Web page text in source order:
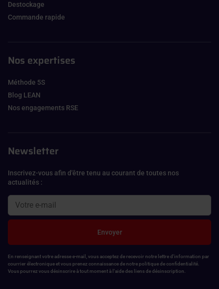
Destockage
Commande rapide
Nos expertises
Méthode 5S
Blog LEAN
Nos engagements RSE
Newsletter
Inscrivez-vous afin d'être tenu au courant de toutes nos
actualités :
Envoyer
En renseignant votre adresse e-mail, vous acceptez de recevoir notre lettre d'information par
courrier électronique et vous prenez connaissance de notre politique de confidentialité.
Vous pourrez vous désinscrire à tout moment à l'aide des liens de désinscription.